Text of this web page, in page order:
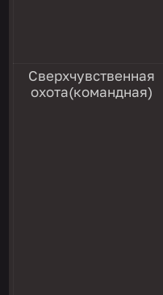
Сверхчувственная
охота(командная)